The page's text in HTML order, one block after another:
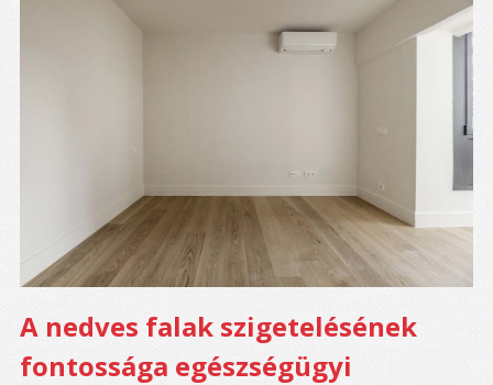
A nedves falak szigetelésének
fontossága egészségügyi